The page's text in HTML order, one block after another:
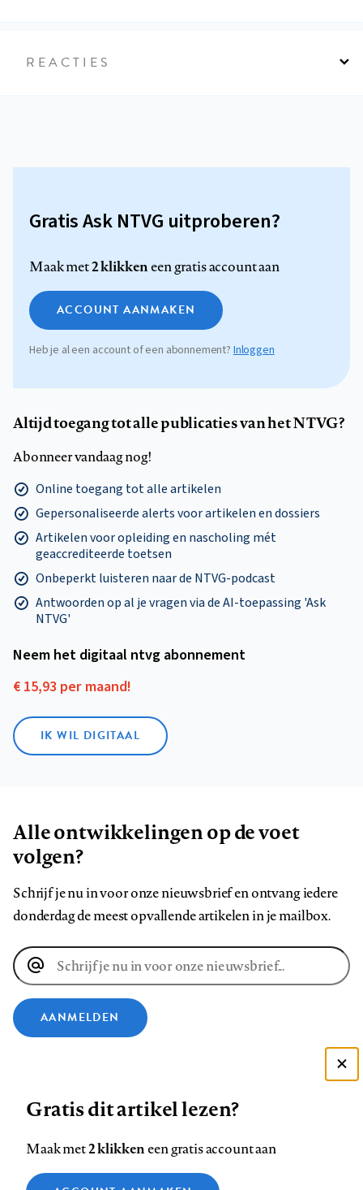
REACTIES
Gratis Ask NTVG uitproberen?
Maak met2 klikkeneen gratis account aan
ACCOUNT AANMAKEN
Heb je al een account of een abonnement?Inloggen
Altijd toegang tot alle publicaties van het NTVG?
Abonneer vandaag nog!
Online toegang tot alle artikelen
Gepersonaliseerde alerts voor artikelen en dossiers
Artikelen voor opleiding en nascholing mét
geaccrediteerde toetsen
Onbeperkt luisteren naar de NTVG-podcast
Antwoorden op al je vragen via de AI-toepassing 'Ask
NTVG'
Neem het digitaal ntvg abonnement
€ 15,93 per maand!
IK WIL DIGITAAL
Alle ontwikkelingen op de voet
volgen?
Schrijf je nu in voor onze nieuwsbrief en ontvang iedere
donderdag de meest opvallende artikelen in je mailbox.
E-
mailadres
AANMELDEN
ons
op
ons
op
ons
op
ons
op
ons
op
ons
Contact Colofon Disclaimer Privacy
Zie onze cookie policy
Gratis dit artikel lezen?
Maak met2 klikkeneen gratis account aan